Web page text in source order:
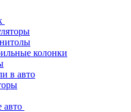
колонки
в авто
авто